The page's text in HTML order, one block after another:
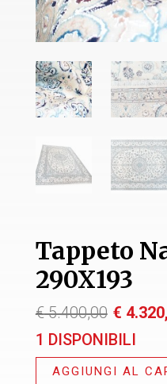
Tappeto
290X193
€5.400,00 Il
prezzo
era:
€
1 DISPONIBILI
AGGIUNGI AL